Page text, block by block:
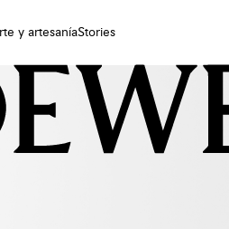
y artesaníaStories